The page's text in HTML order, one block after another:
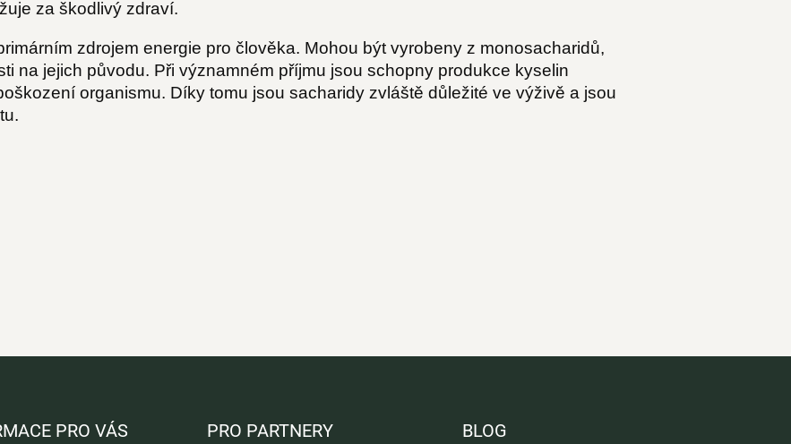
za škodlivý zdraví.
zdrojem energie pro člověka. Mohou být vyrobeny z monosacharidů,
na jejich původu. Při významném příjmu jsou schopny produkce kyselin
organismu. Díky tomu jsou sacharidy zvláště důležité ve výživě a jsou
PRO VÁS PRO PARTNERY BLOG